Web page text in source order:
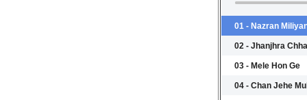
01 - Nazran
02 - Jhanjhra
03 - Mele Hon Ge
04 - Chan Jehe